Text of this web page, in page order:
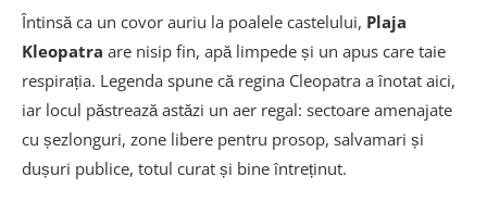
Întinsă ca un covor auriu la poalele castelului, Plaja
Kleopatra are nisip fin, apă limpede și un apus care taie
respirația. Legenda spune că regina Cleopatra a înotat aici,
iar locul păstrează astăzi un aer regal: sectoare amenajate
cu șezlonguri, zone libere pentru prosop, salvamari și
dușuri publice, totul curat și bine întreținut.